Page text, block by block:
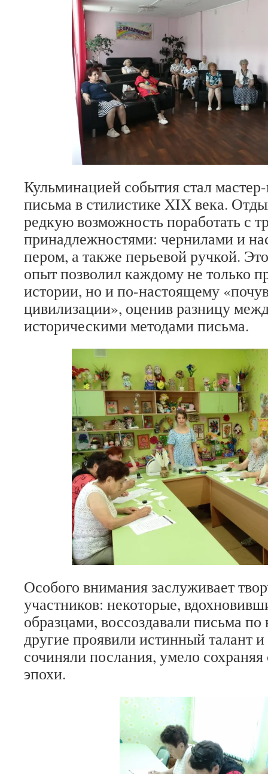
Кульминацией события стал
письма в стилистике XIX века.
редкую возможность поработать с
принадлежностями: чернилами и
пером, а также перьевой ручкой.
опыт позволил каждому не только
истории, но и по-настоящему
цивилизации», оценив разницу
историческими методами письма.
Особого внимания заслуживает
участников: некоторые,
образцами, воссоздавали письма
другие проявили истинный талант
сочиняли послания, умело
эпохи.